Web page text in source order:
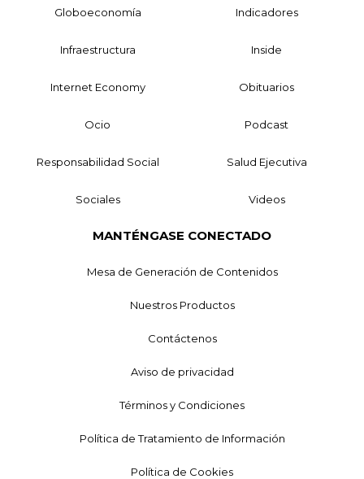
Globoeconomía Indicadores
Infraestructura Inside
Internet Economy Obituarios
Ocio Podcast
Responsabilidad Social Salud Ejecutiva
Sociales Videos
MANTÉNGASE CONECTADO
Mesa de Generación de Contenidos
Nuestros Productos
Contáctenos
Aviso de privacidad
Términos y Condiciones
Política de Tratamiento de Información
Política de Cookies